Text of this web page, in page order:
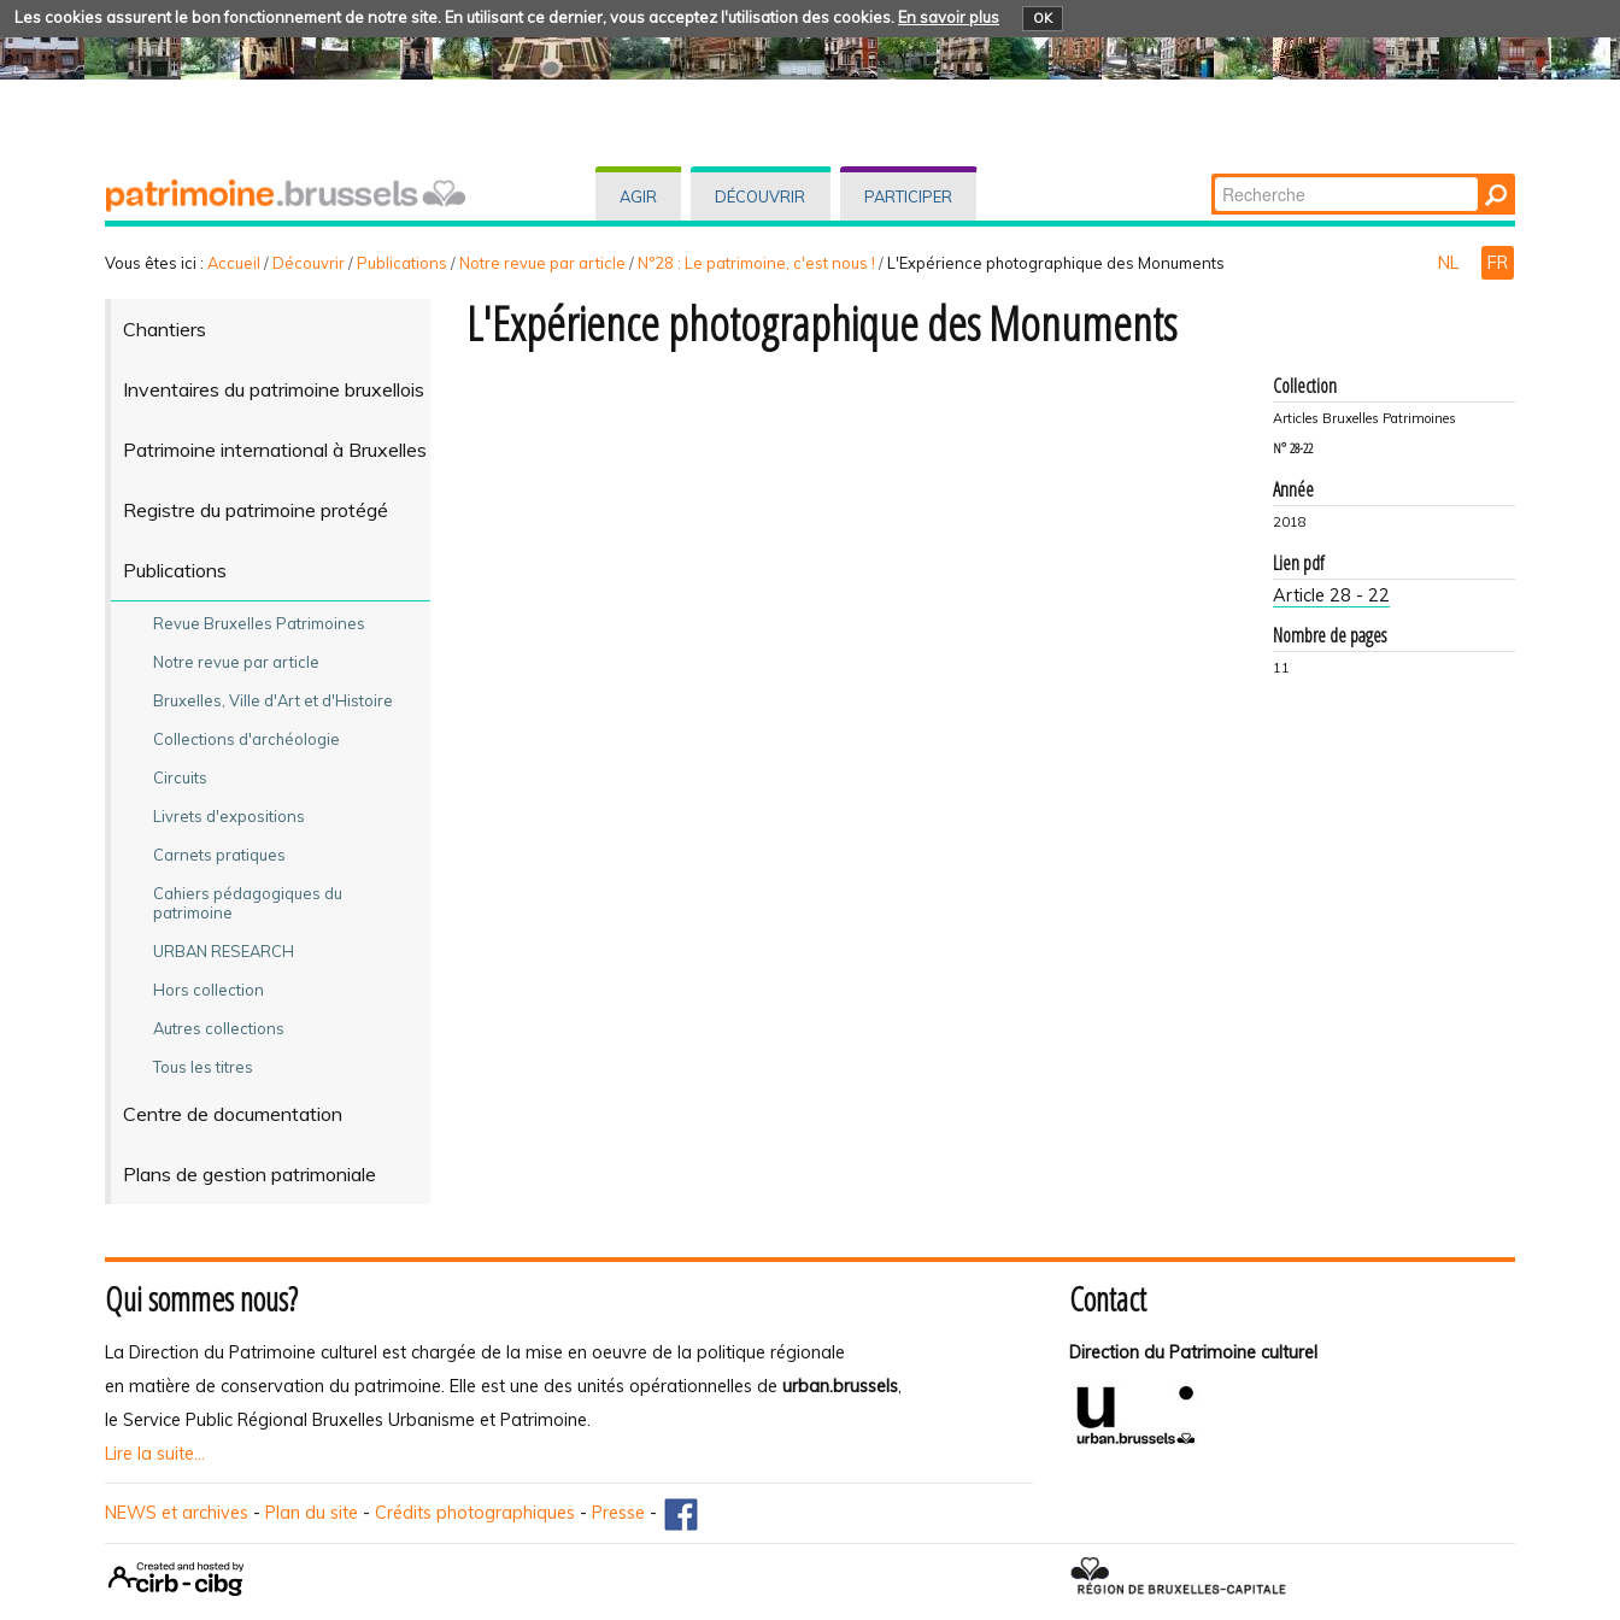
Les cookies assurent le bon fonctionnement de notre site. En utilisant ce dernier, vous acceptez l'utilisation des cookies. En savoir plus OK
AGIR DÉCOUVRIR PARTICIPER Chercher par
Recherche
Vous êtes ici : Accueil /Découvrir/Publications /Notre revue par article /N°28 : Le patrimoine, c'est nous ! /L'Expérience photographique des Monuments NL FR
Chantiers
Inventaires du patrimoine bruxellois
Patrimoine international à Bruxelles
Registre du patrimoine protégé
Publications
Revue Bruxelles Patrimoines
Notre revue par article
Bruxelles, Ville d'Art et d'Histoire
Collections d'archéologie
Circuits
Livrets d'expositions
Carnets pratiques
Cahiers pédagogiques du
patrimoine
URBAN RESEARCH
Hors collection
Autres collections
Tous les titres
Centre de documentation
Plans de gestion patrimoniale
L'Expérience photographique des Monuments
Collection
Articles Bruxelles Patrimoines
N° 28-22
Année
2018
Lien pdf
Article 28 - 22
Nombre de pages
11
Qui sommes nous?
La Direction du Patrimoine culturel est chargée de la mise en oeuvre de la politique régionale
en matière de conservation du patrimoine. Elle est une des unités opérationnelles de urban.brussels,
le Service Public Régional Bruxelles Urbanisme et Patrimoine.
Lire la suite...
Contact
Direction du Patrimoine culturel
NEWS et archives - Plan du site - Crédits photographiques - Presse -